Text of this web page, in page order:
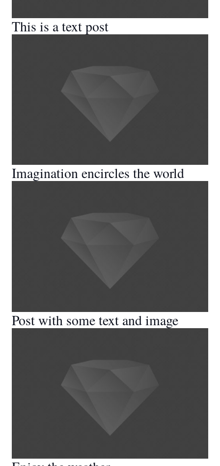
This is a text post
Imagination encircles the world
Post with some text and image